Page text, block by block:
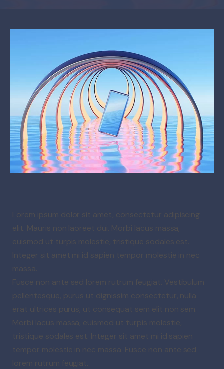
Lorem ipsum dolor sit amet, consectetur adipiscing
elit. Mauris non laoreet dui. Morbi lacus massa,
euismod ut turpis molestie, tristique sodales est.
Integer sit amet mi id sapien tempor molestie in nec
massa.
Fusce non ante sed lorem rutrum feugiat. Vestibulum
pellentesque, purus ut dignissim consectetur, nulla
erat ultrices purus, ut consequat sem elit non sem.
Morbi lacus massa, euismod ut turpis molestie,
tristique sodales est. Integer sit amet mi id sapien
tempor molestie in nec massa. Fusce non ante sed
lorem rutrum feugiat.